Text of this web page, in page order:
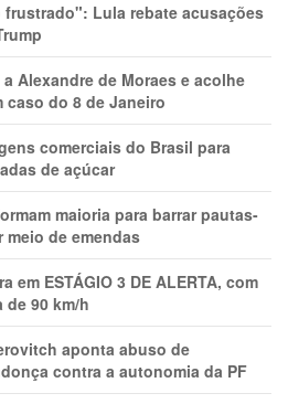
Lula rebate acusações
Alexandre de Moraes e acolhe
caso do 8 de Janeiro
comerciais do Brasil para
de açúcar
maioria para barrar pautas-
de emendas
em ESTÁGIO 3 DE ALERTA, com
90 km/h
aponta abuso de
contra a autonomia da PF